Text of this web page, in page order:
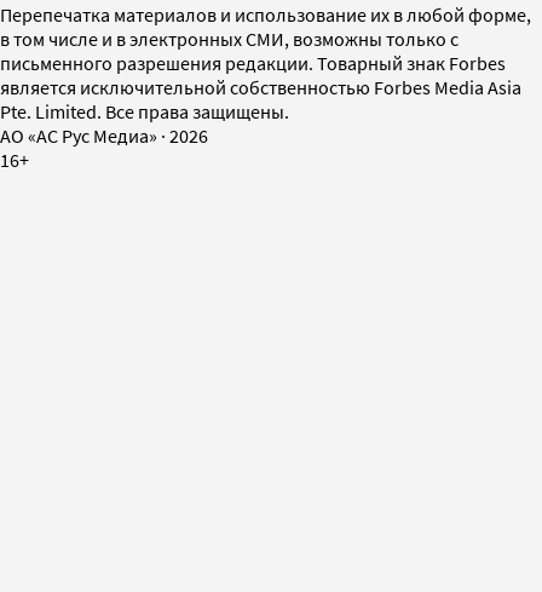
Перепечатка материалов и использование их в любой форме,
в том числе и в электронных СМИ, возможны только с
письменного разрешения редакции. Товарный знак Forbes
является исключительной собственностью Forbes Media Asia
Pte. Limited. Все права защищены.
AO «АС Рус Медиа» · 2026
16+